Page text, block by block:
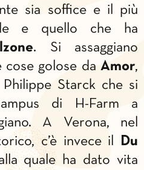
sia soffice e il più
e quello che ha
. Si assaggiano
cose golose da Amor,
Philippe Starck che si
di H-Farm a
A Verona, nel
c’è invece il
Du
quale ha dato vita